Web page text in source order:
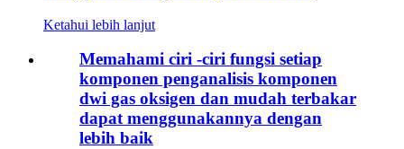
Ketahui lebih lanjut
Memahami ciri -ciri fungsi setiap
komponen penganalisis komponen
dwi gas oksigen dan mudah terbakar
dapat menggunakannya dengan
lebih baik